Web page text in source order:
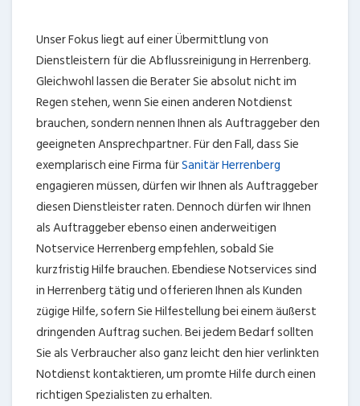
Unser Fokus liegt auf einer Übermittlung von
Dienstleistern für die Abflussreinigung in Herrenberg.
Gleichwohl lassen die Berater Sie absolut nicht im
Regen stehen, wenn Sie einen anderen Notdienst
brauchen, sondern nennen Ihnen als Auftraggeber den
geeigneten Ansprechpartner. Für den Fall, dass Sie
exemplarisch eine Firma fürSanitär Herrenberg
engagieren müssen, dürfen wir Ihnen als Auftraggeber
diesen Dienstleister raten. Dennoch dürfen wir Ihnen
als Auftraggeber ebenso einen anderweitigen
Notservice Herrenberg empfehlen, sobald Sie
kurzfristig Hilfe brauchen. Ebendiese Notservices sind
in Herrenberg tätig und offerieren Ihnen als Kunden
zügige Hilfe, sofern Sie Hilfestellung bei einem äußerst
dringenden Auftrag suchen. Bei jedem Bedarf sollten
Sie als Verbraucher also ganz leicht den hier verlinkten
Notdienst kontaktieren, um promte Hilfe durch einen
richtigen Spezialisten zu erhalten.